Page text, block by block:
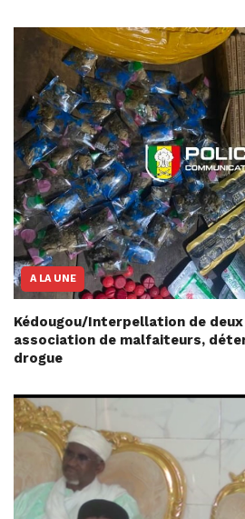
A LA UNE
Kédougou/Interpellation de
association de malfaiteurs,
drogue